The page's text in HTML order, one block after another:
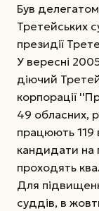
Був
Третейських
президії
У вересні
діючий
корпорації
49 обласних,
працюють 119
кандидати на
проходять
Для
суддів, в